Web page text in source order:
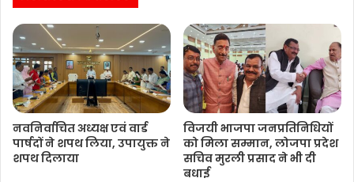
नवनिर्वाचित अध्यक्ष एवं वार्ड
पार्षदों ने शपथ लिया, उपायुक्त ने
शपथ दिलाया
विजयी भाजपा जनप्रतिनिधियों
को मिला सम्मान, लोजपा प्रदेश
सचिव मुरली प्रसाद ने भी दी
बधाई